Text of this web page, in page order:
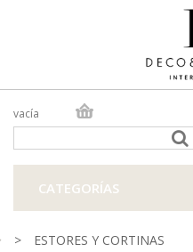
vacía
CATEGORÍAS
> ESTORES Y CORTINAS